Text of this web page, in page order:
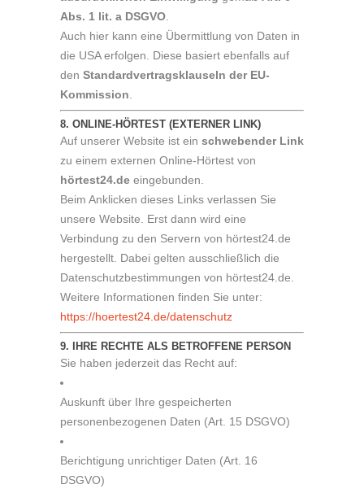
Abs. 1 lit. a DSGVO.
Auch hier kann eine Übermittlung von Daten in
die USA erfolgen. Diese basiert ebenfalls auf
den Standardvertragsklauseln der EU-
Kommission.
8. ONLINE-HÖRTEST (EXTERNER LINK)
Auf unserer Website ist ein schwebender Link
zu einem externen Online-Hörtest von
hörtest24.de eingebunden.
Beim Anklicken dieses Links verlassen Sie
unsere Website. Erst dann wird eine
Verbindung zu den Servern von hörtest24.de
hergestellt. Dabei gelten ausschließlich die
Datenschutzbestimmungen von hörtest24.de.
Weitere Informationen finden Sie unter:
https://hoertest24.de/datenschutz
9. IHRE RECHTE ALS BETROFFENE PERSON
Sie haben jederzeit das Recht auf:
Auskunft über Ihre gespeicherten
personenbezogenen Daten (Art. 15 DSGVO)
Berichtigung unrichtiger Daten (Art. 16
DSGVO)